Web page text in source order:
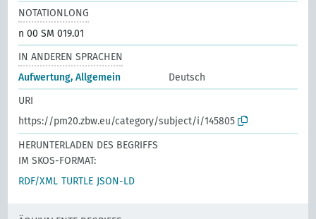
NOTATIONLONG
n 00 SM 019.01
IN ANDEREN SPRACHEN
Aufwertung, Allgemein
Deutsch
URI
https://pm20.zbw.eu/category/subject/i/145805
HERUNTERLADEN DES BEGRIFFS
IM SKOS-FORMAT:
RDF/XML TURTLE JSON-LD